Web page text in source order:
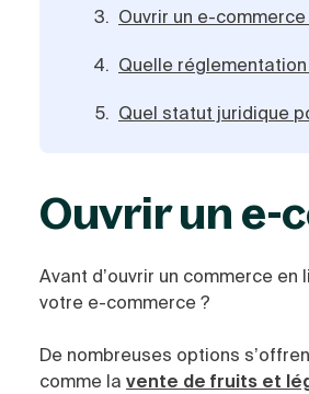
Ouvrir un e-
Quelle
Quel statut juridique
Ouvrir un e-
Avant d’ouvrir un commerce
votre e-commerce ?
De nombreuses options
comme la vente de fruits et